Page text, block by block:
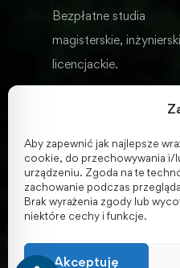
Aby zapewnić jak najlepsze
cookie, do przechowywania i/
urządzeniu. Zgoda na te
zachowanie podczas
Brak wyrażenia zgody lub
niektóre cechy i funkcje.
Akceptuję
Bezpłatne studia
magisterskie,
licencjackie.